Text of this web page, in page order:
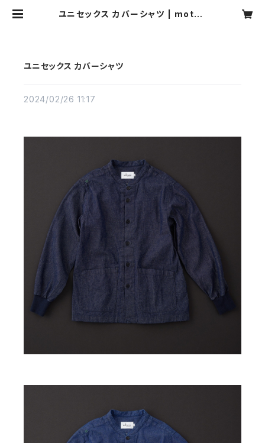
ユニセックス カバーシャツ | moton
ユニセックス カバーシャツ
2024/02/26 11:17